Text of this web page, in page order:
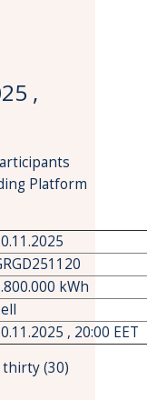
,
Platform
kWh
, 20:00 EET
(30)